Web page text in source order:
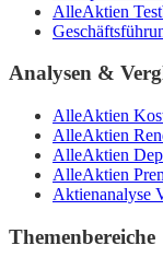
AlleAktien
Analysen &
AlleAktien
AlleAktien
AlleAktien
AlleAktien
Aktienanalyse
Themenbereiche